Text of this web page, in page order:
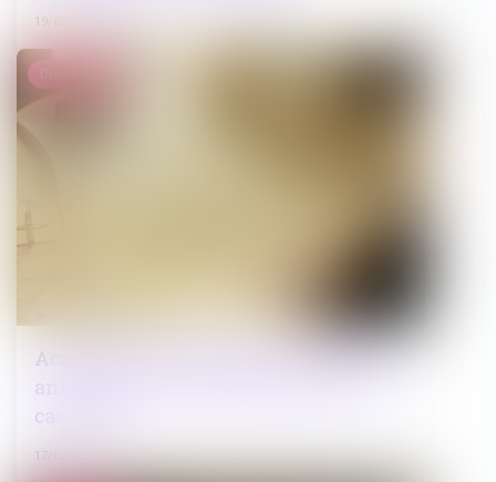
19/02/2025
Accessibilité des logements neufs : 20
ans après la loi handicap, toujours le
casse-tête
17/02/2025
Droit public